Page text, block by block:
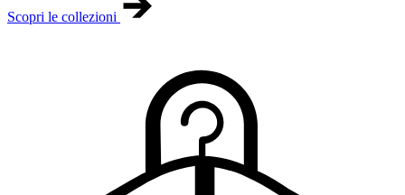
Scopri le collezioni